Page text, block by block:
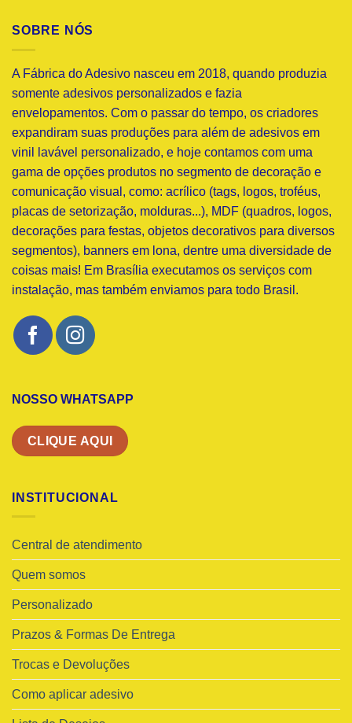
SOBRE NÓS
A Fábrica do Adesivo nasceu em 2018, quando produzia
somente adesivos personalizados e fazia
envelopamentos. Com o passar do tempo, os criadores
expandiram suas produções para além de adesivos em
vinil lavável personalizado, e hoje contamos com uma
gama de opções produtos no segmento de decoração e
comunicação visual, como: acrílico (tags, logos, troféus,
placas de setorização, molduras...), MDF (quadros, logos,
decorações para festas, objetos decorativos para diversos
segmentos), banners em lona, dentre uma diversidade de
coisas mais! Em Brasília executamos os serviços com
instalação, mas também enviamos para todo Brasil.
NOSSO WHATSAPP
CLIQUE AQUI
INSTITUCIONAL
Central de atendimento
Quem somos
Personalizado
Prazos & Formas De Entrega
Trocas e Devoluções
Como aplicar adesivo